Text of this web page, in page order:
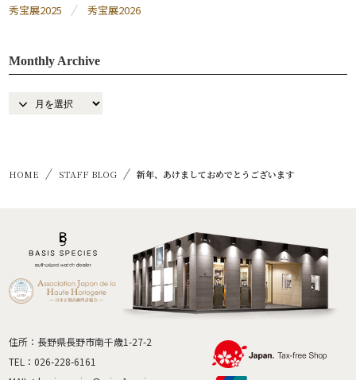
秀宝展2025
秀宝展2026
Monthly Archive
HOME STAFF BLOG 新年、あけましておめでとうございます
住所：長野県長野市南千歳1-27-2
TEL： 026-228-6161